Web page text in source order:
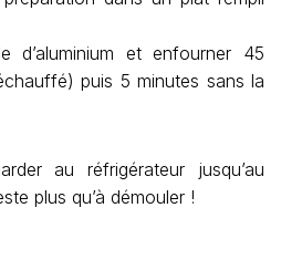
d’aluminium et enfourner 45
puis 5 minutes sans la
au réfrigérateur jusqu’au
plus qu’à démouler !